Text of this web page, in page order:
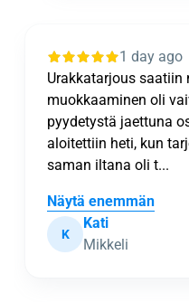
1 day ago
Urakkatarjous saatiin
muokkaaminen oli
pyydetystä jaettuna
aloitettiin heti, kun
saman iltana oli t...
Näytä enemmän
K
Kati
Mikkeli